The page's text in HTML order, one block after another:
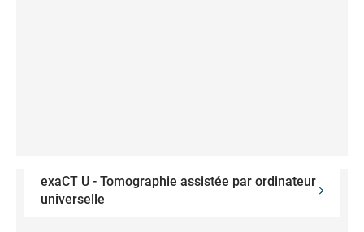
exaCT U - Tomographie assistée par ordinateur
universelle